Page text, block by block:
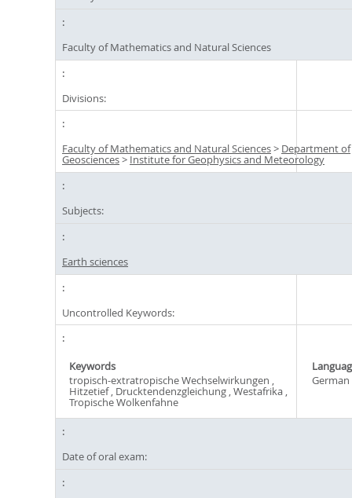
Faculty of Mathematics and Natural Sciences
Divisions:
Faculty of Mathematics and Natural Sciences> Department of
Geosciences> Institute for Geophysics and Meteorology
Subjects:
Earth sciences
Uncontrolled Keywords:
Keywords
tropisch-extratropische Wechselwirkungen ,
Hitzetief , Drucktendenzgleichung , Westafrika ,
Tropische Wolkenfahne
German
Date of oral exam: